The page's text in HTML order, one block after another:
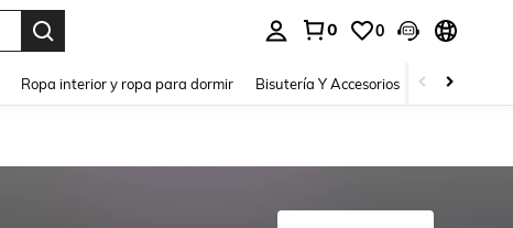
0 0
Ropa interior y ropa para dormir Bisutería Y Accesorios Zapatos